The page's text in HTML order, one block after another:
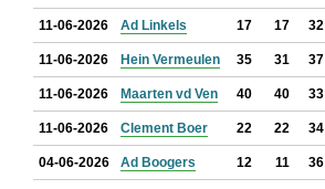
11-06-2026 Ad Linkels 17 17 32
11-06-2026 Hein Vermeulen 35 31 37
11-06-2026 Maarten vd Ven 40 40 33
11-06-2026 Clement Boer 22 22 34
04-06-2026 Ad Boogers 12 11 36